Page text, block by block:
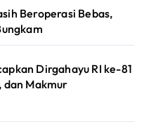
Beroperasi Bebas,
Dirgahayu RI ke-81
dan Makmur